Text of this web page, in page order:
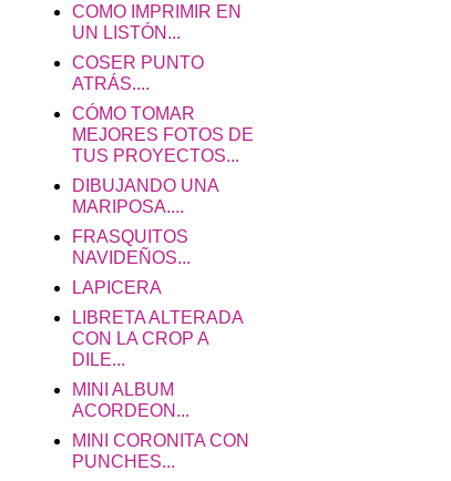
COMO IMPRIMIR EN
UN LISTÓN...
COSER PUNTO
ATRÁS....
CÓMO TOMAR
MEJORES FOTOS DE
TUS PROYECTOS...
DIBUJANDO UNA
MARIPOSA....
FRASQUITOS
NAVIDEÑOS...
LAPICERA
LIBRETA ALTERADA
CON LA CROP A
DILE...
MINI ALBUM
ACORDEON...
MINI CORONITA CON
PUNCHES...